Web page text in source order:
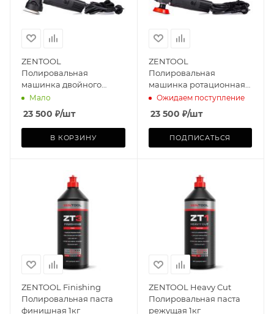
ZENTOOL
Полировальная
машинка двойного
действия 75мм
Мало
23 500 ₽/шт
В КОРЗИНУ
ZENTOOL
Полировальная
машинка ротационная
ZEN-RM (30/50/75мм)
Ожидаем поступление
23 500 ₽/шт
ПОДПИСАТЬСЯ
ZENTOOL Finishing
Полировальная паста
финишная 1кг
ZENTOOL Heavy Cut
Полировальная паста
режущая 1кг